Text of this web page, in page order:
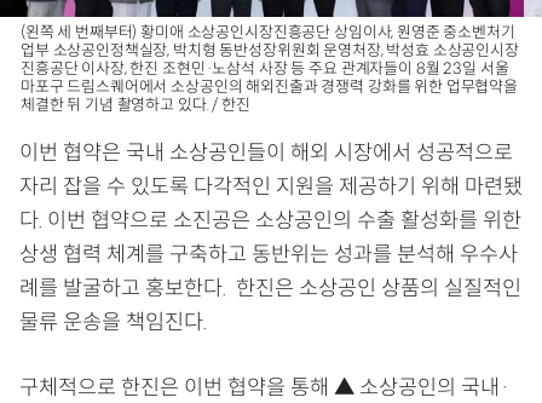
(왼쪽 세 번째부터) 황미애 소상공인시장진흥공단 상임이사, 원영준 중소벤처기
업부 소상공인정책실장, 박치형 동반성장위원회 운영처장, 박성효 소상공인시장
진흥공단 이사장, 한진 조현민·노삼석 사장 등 주요 관계자들이 8월 23일 서울
마포구 드림스퀘어에서 소상공인의 해외진출과 경쟁력 강화를 위한 업무협약을
체결한 뒤 기념 촬영하고 있다. / 한진
이번 협약은 국내 소상공인들이 해외 시장에서 성공적으로
자리 잡을 수 있도록 다각적인 지원을 제공하기 위해 마련됐
다. 이번 협약으로 소진공은 소상공인의 수출 활성화를 위한
상생 협력 체계를 구축하고 동반위는 성과를 분석해 우수사
례를 발굴하고 홍보한다. 한진은 소상공인 상품의 실질적인
물류 운송을 책임진다.
구체적으로 한진은 이번 협약을 통해 ▲ 소상공인의 국내·